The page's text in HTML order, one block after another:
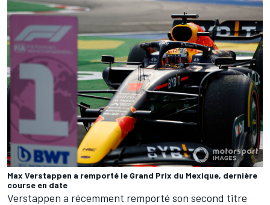
Max Verstappen a remporté le Grand Prix du Mexique, dernière
course en date
Verstappen a récemment remporté son second titre